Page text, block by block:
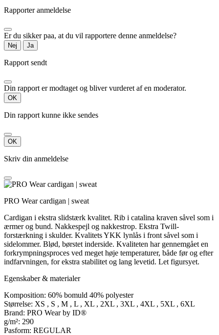
Rapporter anmeldelse
Er du sikker paa, at du vil rapportere denne anmeldelse?
Nej Ja
Rapport sendt
Din rapport er modtaget og bliver vurderet af en moderator.
OK
Din rapport kunne ikke sendes
OK
Skriv din anmeldelse
PRO Wear cardigan | sweat
Cardigan i ekstra slidstærk kvalitet. Rib i catalina kraven såvel som i
ærmer og bund. Nakkespejl og nakkestrop. Ekstra Twill-
forstærkning i skulder. Kvalitets YKK lynlås i front såvel som i
sidelommer. Blød, børstet inderside. Kvaliteten har gennemgået en
forkrympningsproces ved meget høje temperaturer, både før og efter
indfarvningen, for ekstra stabilitet og lang levetid. Let figursyet.
Egenskaber & materialer
Komposition: 60% bomuld 40% polyester
Størrelse: XS , S , M , L , XL , 2XL , 3XL , 4XL , 5XL , 6XL
Brand: PRO Wear by ID®
g/m²: 290
Pasform: REGULAR